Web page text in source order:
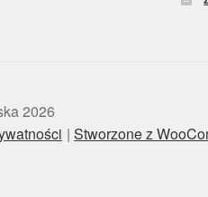
2026
Stworzone z